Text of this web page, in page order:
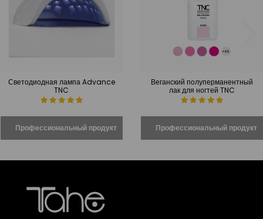
Светодиодная лампа Advance
TNC
Веганский полуперманентный
лак для ногтей TNC